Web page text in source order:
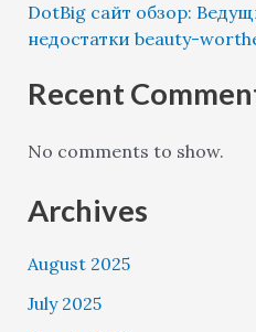
DotBig сайт обзор:
недостатки beauty-
Recent
No comments to show.
Archives
August 2025
July 2025